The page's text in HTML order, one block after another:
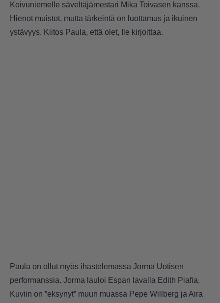
Koivuniemelle säveltäjämestari Mika Toivasen kanssa.
Hienot muistot, mutta tärkeintä on luottamus ja ikuinen
ystävyys. Kiitos Paula, että olet, Ile kirjoittaa.
Paula on ollut myös ihastelemassa Jorma Uotisen
performanssia. Jorma lauloi Espan lavalla Edith Piafia.
Kuviin on ”eksynyt” muun muassa Pepe Willberg ja Aira